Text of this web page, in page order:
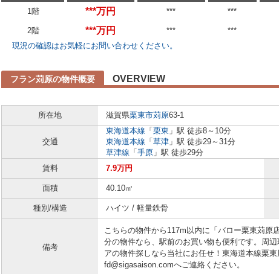
1階
***万円 *** ***
2階 ***万円 *** ***
現況の確認はお気軽にお問い合わせください。
フラン苅原の物件概要 OVERVIEW
所在地
滋賀県栗東市苅原63-1
交通
東海道本線 「 栗東 」駅 徒歩8～10分
東海道本線 「 草津 」駅 徒歩29～31分
草津線 「 手原 」駅 徒歩29分
賃料
7.9万円
面積 40.10㎡
種別/構造 ハイツ / 軽量鉄骨
備考
こちらの物件から117m以内に「バロー栗東苅原
分の物件なら、駅前のお買い物も便利です。周
アの物件探しなら当社にお任せ！東海道本線栗
fd@sigasaison.comへご連絡ください。